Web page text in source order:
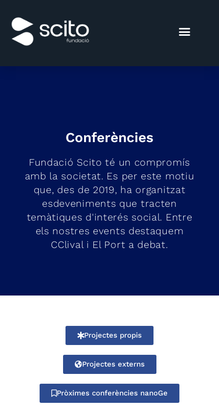
Conferències
Fundació Scito té un compromís
amb la societat. Es per este motiu
que, des de 2019, ha organitzat
esdeveniments que tracten
temàtiques d'interés social. Entre
els nostres events destaquem
CClival i El Port a debat.
Projectes propis
Projectes externs
Pròximes conferències nanoGe